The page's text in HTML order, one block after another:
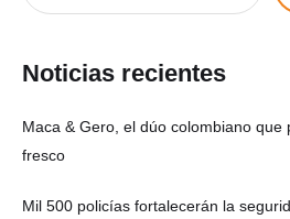
Noticias recientes
Maca & Gero, el dúo colombiano que
fresco
Mil 500 policías fortalecerán la